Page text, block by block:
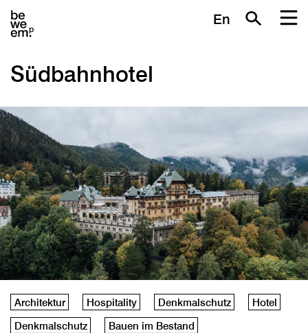
En
Südbahnhotel
Architektur Hospitality Denkmalschutz
Hotel
Denkmalschutz
Bauen im Bestand